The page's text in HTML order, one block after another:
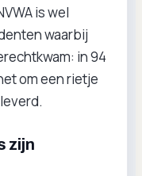
is wel
waarbij
in 94
om een rietje
zijn